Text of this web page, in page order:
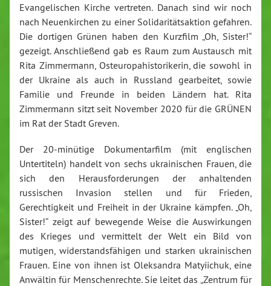
Evangelischen Kirche vertreten. Danach sind wir noch
nach Neuenkirchen zu einer Solidaritätsaktion gefahren.
Die dortigen Grünen haben den Kurzfilm „Oh, Sister!“
gezeigt. Anschließend gab es Raum zum Austausch mit
Rita Zimmermann, Osteuropahistorikerin, die sowohl in
der Ukraine als auch in Russland gearbeitet, sowie
Familie und Freunde in beiden Ländern hat. Rita
Zimmermann sitzt seit November 2020 für die GRÜNEN
im Rat der Stadt Greven.
Der 20-minütige Dokumentarfilm (mit englischen
Untertiteln) handelt von sechs ukrainischen Frauen, die
sich den Herausforderungen der anhaltenden
russischen Invasion stellen und für Frieden,
Gerechtigkeit und Freiheit in der Ukraine kämpfen. „Oh,
Sister!“ zeigt auf bewegende Weise die Auswirkungen
des Krieges und vermittelt der Welt ein Bild von
mutigen, widerstandsfähigen und starken ukrainischen
Frauen. Eine von ihnen ist Oleksandra Matyiichuk, eine
Anwältin für Menschenrechte. Sie leitet das „Zentrum für